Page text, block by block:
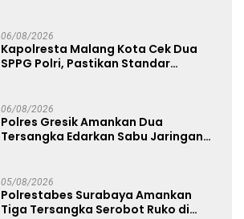
06/08/2026
Kapolresta Malang Kota Cek Dua
SPPG Polri, Pastikan Standar
06/08/2026
Polres Gresik Amankan Dua
Tersangka Edarkan Sabu Jaringan
05/08/2026
Polrestabes Surabaya Amankan
Tiga Tersangka Serobot Ruko di